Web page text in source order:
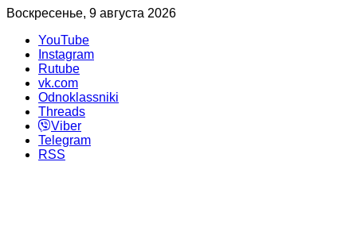
Воскресенье, 9 августа 2026
YouTube
Instagram
Rutube
vk.com
Odnoklassniki
Threads
Viber
Telegram
RSS